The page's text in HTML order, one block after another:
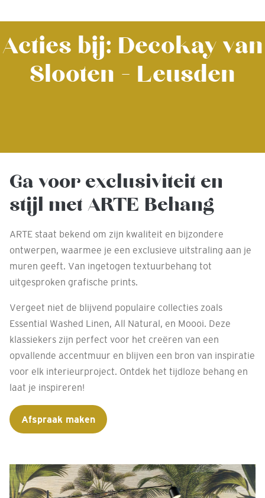
Acties bij: Decokay van
Slooten - Leusden
Ga voor exclusiviteit en
stijl met ARTE Behang
ARTE staat bekend om zijn kwaliteit en bijzondere
ontwerpen, waarmee je een exclusieve uitstraling aan je
muren geeft. Van ingetogen textuurbehang tot
uitgesproken grafische prints.
Vergeet niet de blijvend populaire collecties zoals
Essential Washed Linen, All Natural, en Moooi. Deze
klassiekers zijn perfect voor het creëren van een
opvallende accentmuur en blijven een bron van inspiratie
voor elk interieurproject. Ontdek het tijdloze behang en
laat je inspireren!
Afspraak maken